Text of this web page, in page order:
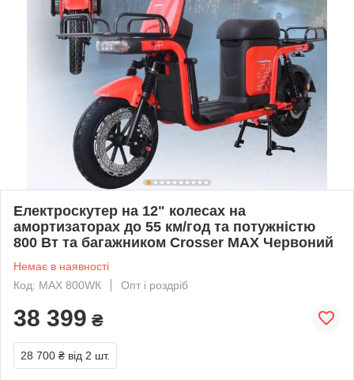
Електроскутер на 12" колесах на
амортизаторах до 55 км/год та потужністю
800 Вт та багажником Crosser MAX Червоний
Немає в наявності
Код: МАХ 800WК
Опт і роздріб
38 399 ₴
28 700 ₴ від 2 шт.